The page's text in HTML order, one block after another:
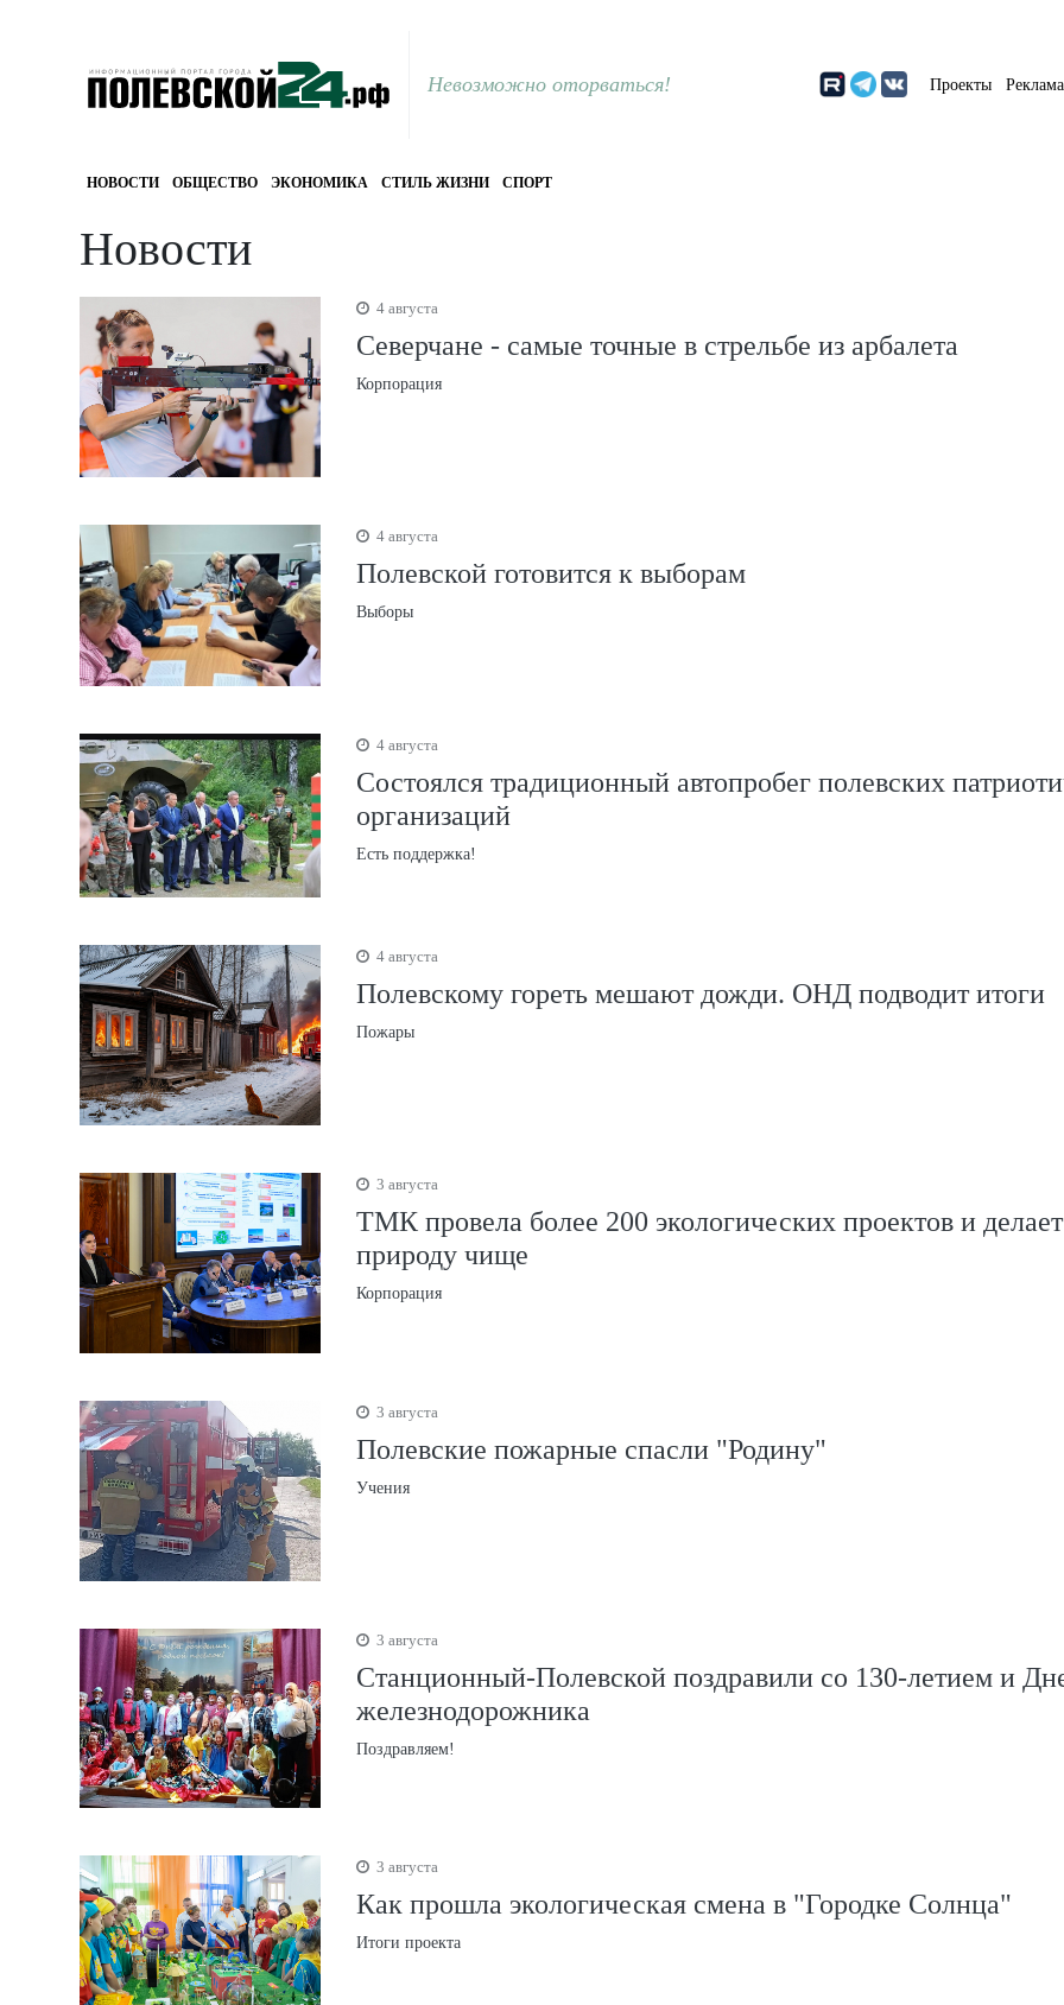
Невозможно оторваться! Проекты Реклама
НОВОСТИ ОБЩЕСТВО ЭКОНОМИКА СТИЛЬ ЖИЗНИ СПОРТ
Новости
4 августа
Северчане - самые точные в стрельбе из арбалета
Корпорация
4 августа
Полевской готовится к выборам
Выборы
4 августа
Состоялся традиционный автопробег полевских
организаций
Есть поддержка!
4 августа
Полевскому гореть мешают дожди. ОНД подводит итоги
Пожары
3 августа
ТМК провела более 200 экологических проектов и делает
природу чище
Корпорация
3 августа
Полевские пожарные спасли "Родину"
Учения
3 августа
Станционный-Полевской поздравили со 130-летием и
железнодорожника
Поздравляем!
3 августа
Как прошла экологическая смена в "Городке Солнца"
Итоги проекта